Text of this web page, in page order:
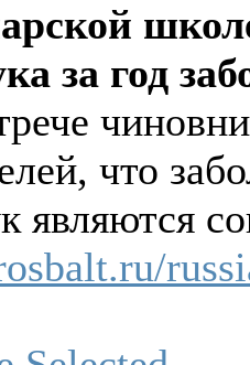
за год
что
являются